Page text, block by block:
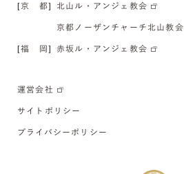
[京 都] 北山ル・アンジェ教会
京都ノーザンチャーチ北山教会
[福 岡] 赤坂ル・アンジェ教会
運営会社
サイトポリシー
プライバシーポリシー